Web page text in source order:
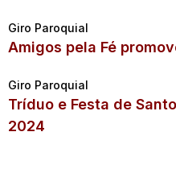
Giro Paroquial
Amigos pela Fé
Giro Paroquial
Tríduo e Festa de
2024